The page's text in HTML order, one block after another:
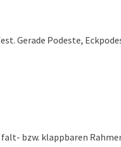
Gerade Podeste,
bzw. klappbaren